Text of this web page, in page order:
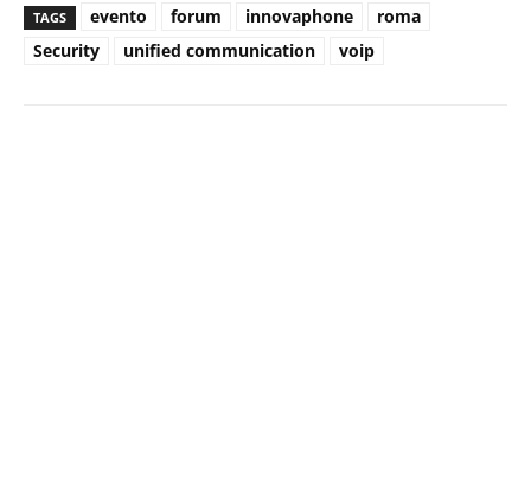
TAGS evento forum innovaphone
roma
Security
unified communication voip